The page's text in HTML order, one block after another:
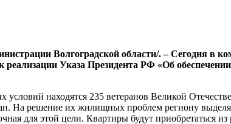
Волгоградской области/. – Сегодня в
Указа Президента РФ «Об
находятся 235 ветеранов Великой
На решение их жилищных проблем региону
для этой цели. Квартиры будут приобретаться